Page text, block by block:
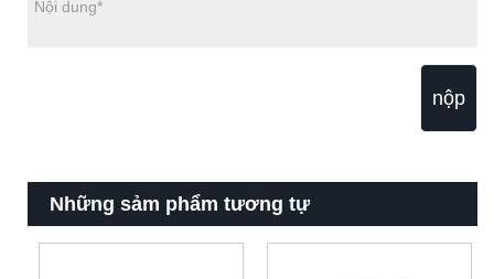
nộp
Những sảm phẩm tương tự